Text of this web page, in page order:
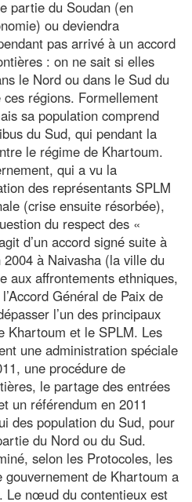
partie du Soudan (en
ou deviendra
pas arrivé à un accord
: on ne sait si elles
le Nord ou dans le Sud du
régions. Formellement
sa population comprend
du Sud, qui pendant la
le régime de Khartoum.
qui a vu la
des représentants SPLM
(crise ensuite résorbée),
du respect des «
d’un accord signé suite à
à Naivasha (la ville du
aux affrontements ethniques,
Général de Paix de
l’un des principaux
Khartoum et le SPLM. Les
une administration spéciale
une procédure de
le partage des entrées
un référendum en 2011
des population du Sud, pour
du Nord ou du Sud.
selon les Protocoles, les
gouvernement de Khartoum a
Le nœud du contentieux est